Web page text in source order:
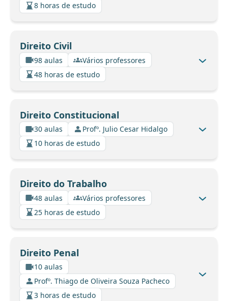
8 horas de estudo
Direito Civil
98 aulas
Vários professores
48 horas de estudo
Direito Constitucional
30 aulas
Profº. Julio Cesar Hidalgo
10 horas de estudo
Direito do Trabalho
48 aulas
Vários professores
25 horas de estudo
Direito Penal
10 aulas
Profº. Thiago de Oliveira Souza Pacheco
3 horas de estudo